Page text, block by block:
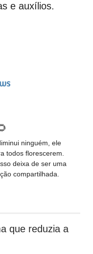
e auxílios.
ninguém, ele
todos florescerem.
deixa de ser uma
compartilhada.
que reduzia a